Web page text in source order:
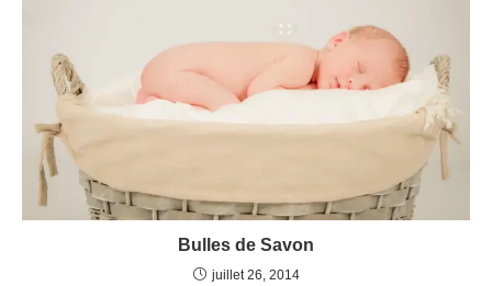
Bulles de Savon
juillet 26, 2014